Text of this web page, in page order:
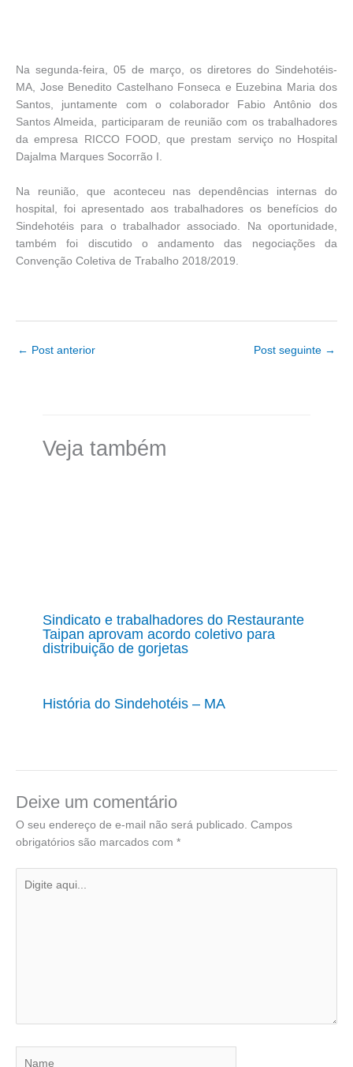
Na segunda-feira, 05 de março, os diretores do Sindehotéis-
MA, Jose Benedito Castelhano Fonseca e Euzebina Maria dos
Santos, juntamente com o colaborador Fabio Antônio dos
Santos Almeida, participaram de reunião com os trabalhadores
da empresa RICCO FOOD, que prestam serviço no Hospital
Dajalma Marques Socorrão I.
Na reunião, que aconteceu nas dependências internas do
hospital, foi apresentado aos trabalhadores os benefícios do
Sindehotéis para o trabalhador associado. Na oportunidade,
também foi discutido o andamento das negociações da
Convenção Coletiva de Trabalho 2018/2019.
← Post anterior Post seguinte →
Veja também
Sindicato e trabalhadores do Restaurante
Taipan aprovam acordo coletivo para
distribuição de gorjetas
História do Sindehotéis – MA
Deixe um comentário
O seu endereço de e-mail não será publicado. Campos
obrigatórios são marcados com *
aqui...